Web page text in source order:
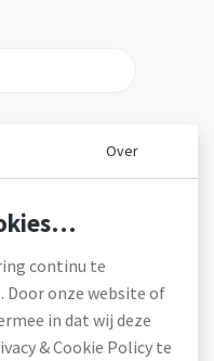
Over
continu te
onze website of
in dat wij deze
& Cookie Policy te